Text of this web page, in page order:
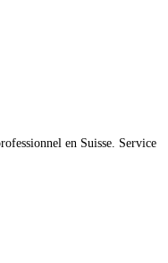
en Suisse. Service